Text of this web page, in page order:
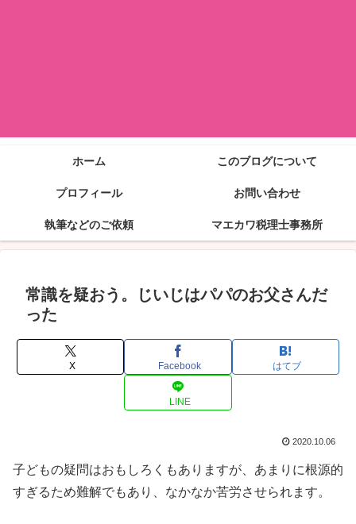
ホーム このブログについて
プロフィール お問い合わせ
執筆などのご依頼 マエカワ税理士事務所
常識を疑おう。じいじはパパのお父さんだ
った
X Facebook はてブ
LINE
2020.10.06
子どもの疑問はおもしろくもありますが、あまりに根源的
すぎるため難解でもあり、なかなか苦労させられます。